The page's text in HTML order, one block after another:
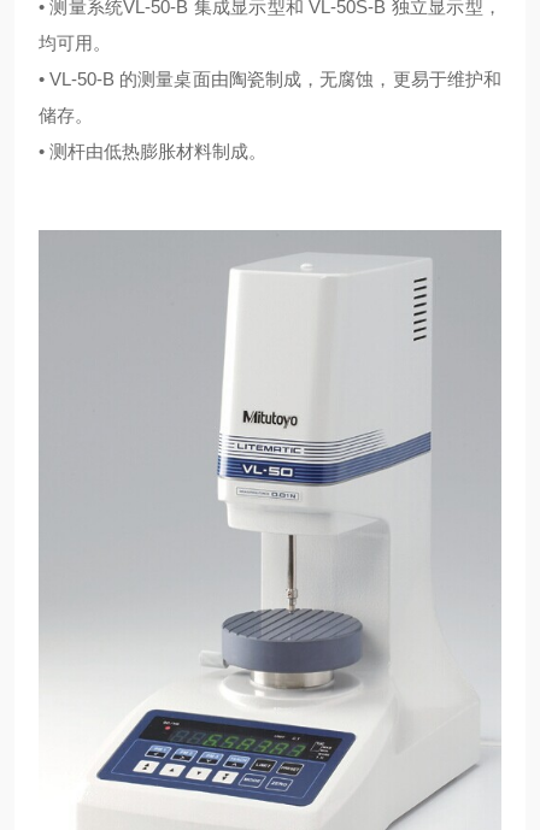
• 测量系统VL-50-B 集成显示型和 VL-50S-B 独立显示型，
均可用。
• VL-50-B 的测量桌面由陶瓷制成，无腐蚀，更易于维护和
储存。
• 测杆由低热膨胀材料制成。